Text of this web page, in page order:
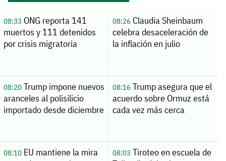
08:33 ONG reporta 141
muertos y 111 detenidos
por crisis migratoria
08:26Claudia Sheinbaum
celebra desaceleración de
la inflación en julio
08:20Trump impone nuevos
aranceles al polisilicio
importado desde diciembre
08:16Trump asegura que el
acuerdo sobre Ormuz está
cada vez más cerca
08:10EU mantiene la mira
08:03 Tiroteo en escuela de